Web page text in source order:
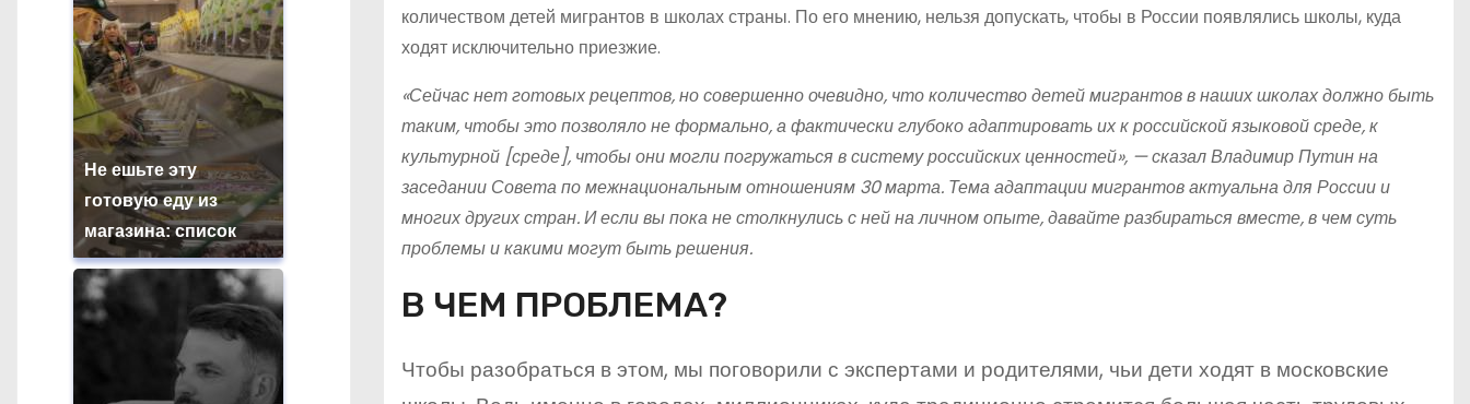
Не ешьте эту
готовую еду из
магазина: список
количеством детей мигрантов в школах страны. По его мнению, нельзя допускать, чтобы в России появлялись школы, куда
ходят исключительно приезжие.
«Сейчас нет готовых рецептов, но совершенно очевидно, что количество детей мигрантов в наших школах должно быть
таким, чтобы это позволяло не формально, а фактически глубоко адаптировать их к российской языковой среде, к
культурной [среде], чтобы они могли погружаться в систему российских ценностей», — сказал Владимир Путин на
заседании Совета по межнациональным отношениям 30 марта. Тема адаптации мигрантов актуальна для России и
многих других стран. И если вы пока не столкнулись с ней на личном опыте, давайте разбираться вместе, в чем суть
проблемы и какими могут быть решения.
В ЧЕМ ПРОБЛЕМА?
Чтобы разобраться в этом, мы поговорили с экспертами и родителями, чьи дети ходят в московские